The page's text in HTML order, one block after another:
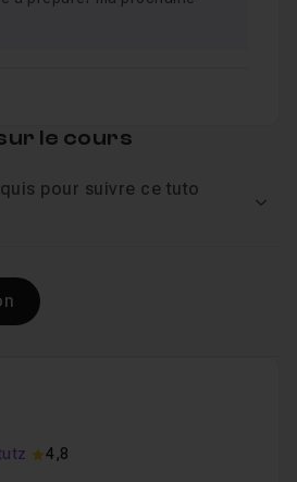
Render Cineam4d Redshift3d
4,8
le cours
pour suivre ce tuto